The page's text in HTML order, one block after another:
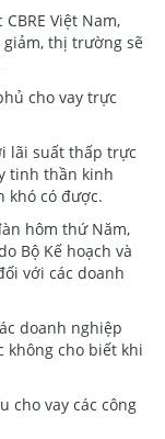
Việt Nam,
thị trường sẽ
cho vay trực
lãi suất thấp trực
tinh thần kinh
khó có được.
hôm thứ Năm,
Bộ Kế hoạch và
với các doanh
doanh nghiệp
không cho biết khi
cho vay các công